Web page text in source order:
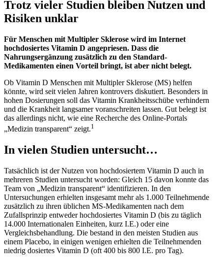
Trotz vieler Studien bleiben Nutzen und
Risiken unklar
Für Menschen mit Multipler Sklerose wird im Internet
hochdosiertes Vitamin D angepriesen. Dass die
Nahrungsergänzung zusätzlich zu den Standard-
Medikamenten einen Vorteil bringt, ist aber nicht belegt.
Ob Vitamin D Menschen mit Multipler Sklerose (MS) helfen
könnte, wird seit vielen Jahren kontrovers diskutiert. Besonders in
hohen Dosierungen soll das Vitamin Krankheitsschübe verhindern
und die Krankheit langsamer voranschreiten lassen. Gut belegt ist
das allerdings nicht, wie eine Recherche des Online-Portals
„Medizin transparent“ zeigt.1
In vielen Studien untersucht…
Tatsächlich ist der Nutzen von hochdosiertem Vitamin D auch in
mehreren Studien untersucht worden: Gleich 15 davon konnte das
Team von „Medizin transparent“ identifizieren. In den
Untersuchungen erhielten insgesamt mehr als 1.000 Teilnehmende
zusätzlich zu ihren üblichen MS-Medikamenten nach dem
Zufallsprinzip entweder hochdosiertes Vitamin D (bis zu täglich
14.000 Internationalen Einheiten, kurz I.E.) oder eine
Vergleichsbehandlung. Die bestand in den meisten Studien aus
einem Placebo, in einigen wenigen erhielten die Teilnehmenden
niedrig dosiertes Vitamin D (oft 400 bis 800 I.E. pro Tag).